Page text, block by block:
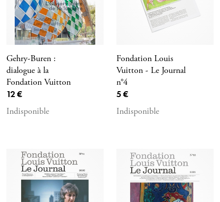
Gehry-Buren :
dialogue à la
Fondation Vuitton
Prix ​​actuel
12 €
Indisponible
Fondation Louis
Vuitton - Le Journal
n°4
Prix ​​actuel
5 €
Indisponible